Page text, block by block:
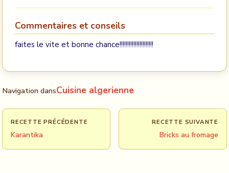
Commentaires et conseils
faites le vite et bonne chance!!!!!!!!!!!!!!!!!!!!!!
Navigation dansCuisine algerienne
RECETTE PRÉCÉDENTE
Karantika
RECETTE SUIVANTE
Bricks au fromage